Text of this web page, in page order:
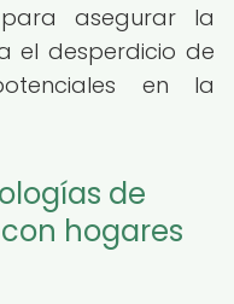
asegurar la
el desperdicio de
en la
de
hogares